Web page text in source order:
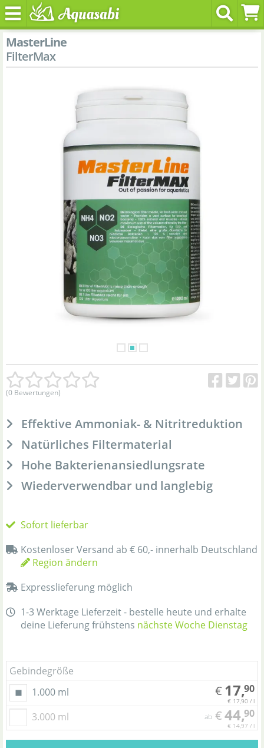
MasterLine
FilterMax
(0 Bewertungen)
Effektive Ammoniak- & Nitritreduktion
Natürliches Filtermaterial
Hohe Bakterienansiedlungsrate
Wiederverwendbar und langlebig
Sofort lieferbar
Kostenloser Versand ab € 60,- innerhalb Deutschland
Region ändern
Expresslieferung möglich
1-3 Werktage Lieferzeit - bestelle heute und erhalte
deine Lieferung frühstens nächste Woche Dienstag
Gebindegröße
1.000 ml
€ 17,90
€ 17,90 / l
3.000 ml ab €44,90
€ 14,97 / l